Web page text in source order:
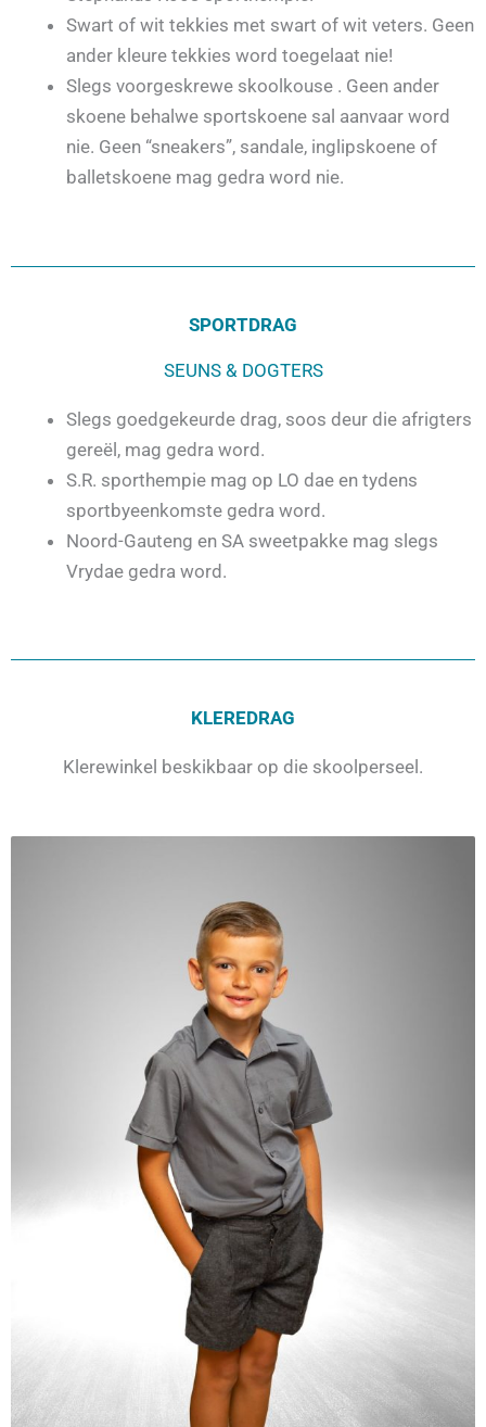
Swart of wit tekkies met swart of wit veters. Geen
ander kleure tekkies word toegelaat nie!
Slegs voorgeskrewe skoolkouse . Geen ander
skoene behalwe sportskoene sal aanvaar word
nie. Geen “sneakers”, sandale, inglipskoene of
balletskoene mag gedra word nie.
SPORTDRAG
SEUNS & DOGTERS
Slegs goedgekeurde drag, soos deur die afrigters
gereël, mag gedra word.
S.R. sporthempie mag op LO dae en tydens
sportbyeenkomste gedra word.
Noord-Gauteng en SA sweetpakke mag slegs
Vrydae gedra word.
KLEREDRAG
Klerewinkel beskikbaar op die skoolperseel.